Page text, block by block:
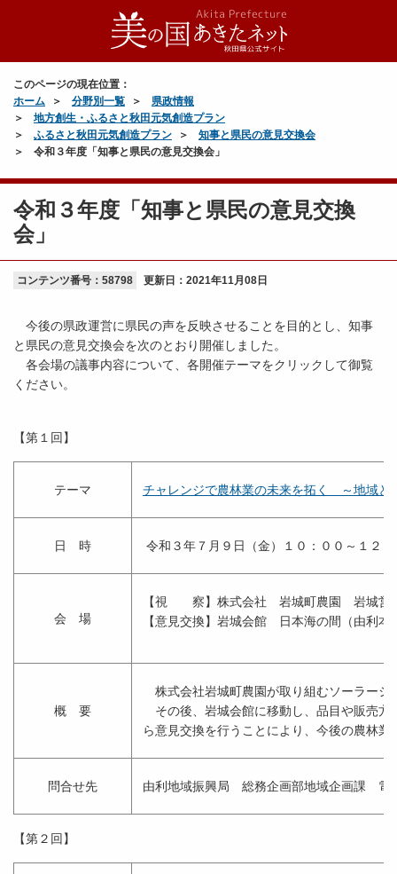
このページの現在位置：
ホーム
分野別一覧
県政情報
地方創生・ふるさと秋田元気創造プラン
ふるさと秋田元気創造プラン
知事と県民の意見交換会
令和３年度「知事と県民の意見交換会」
令和３年度「知事と県民の意見交換
会」
コンテンツ番号：58798 更新日： 2021年11月08日
今後の県政運営に県民の声を反映させることを目的とし、知事
と県民の意見交換会を次のとおり開催しました。
各会場の議事内容について、各開催テーマをクリックして御覧
ください。
【第１回】
テーマ チャレンジで農林業の未来を拓く ～地域と
日 時 令和３年７月９日（金）１０：００～１２：
会 場
【視 察】株式会社 岩城町農園 岩城営
【意見交換】岩城会館 日本海の間（由利本
概 要
株式会社岩城町農園が取り組むソーラーシ
その後、岩城会館に移動し、品目や販売方
ら意見交換を行うことにより、今後の農林
問合せ先 由利地域振興局 総務企画部地域企画課 電
【第２回】